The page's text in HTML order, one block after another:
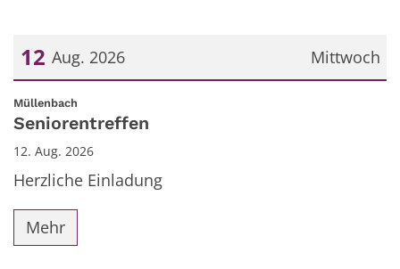
Mittwoch
12 Aug. 2026
Datum: 12. August 2026
Müllenbach
Seniorentreffen
12. Aug. 2026
Herzliche Einladung
Mehr